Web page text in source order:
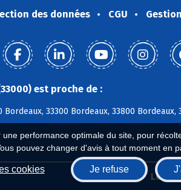
performance optimale du site, pour
pouvez changer d'avis à tout moment en
cookies Je refuse
des données CGU
est proche de :
33300 Bordeaux, 33800 Bordeaux,
Biocoop.fr Le